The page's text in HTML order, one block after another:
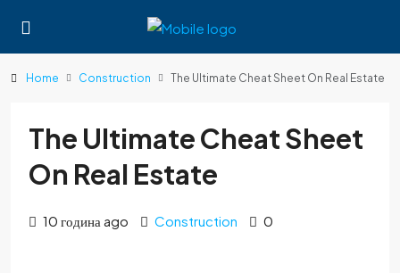
Home Construction The Ultimate Cheat Sheet On Real Estate
The Ultimate Cheat Sheet
On Real Estate
10 година ago Construction 0